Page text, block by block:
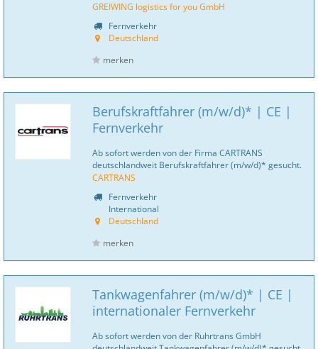
GREIWING logistics for you GmbH
Fernverkehr
Deutschland
merken
Berufskraftfahrer (m/w/d)* | CE |
Fernverkehr
Ab sofort werden von der Firma CARTRANS
deutschlandweit Berufskraftfahrer (m/w/d)* gesucht.
CARTRANS
Fernverkehr
International
Deutschland
merken
Tankwagenfahrer (m/w/d)* | CE |
internationaler Fernverkehr
Ab sofort werden von der Ruhrtrans GmbH